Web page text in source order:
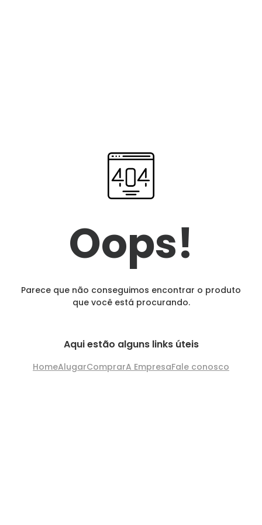
Oops!
Parece que não conseguimos encontrar o produto
que você está procurando.
Aqui estão alguns links úteis
HomeAlugarComprarA EmpresaFale conosco